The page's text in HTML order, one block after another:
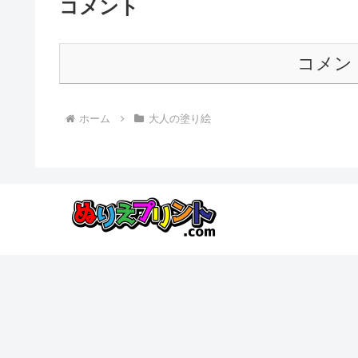
コメント
コメン
ホーム 大人の塗り絵